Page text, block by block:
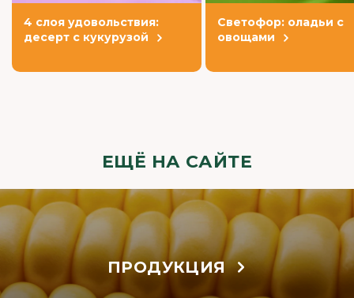
4 слоя удовольствия:
десерт с кукурузой
Светофор: оладьи с
овощами
ЕЩЁ НА САЙТЕ
ПРОДУКЦИЯ